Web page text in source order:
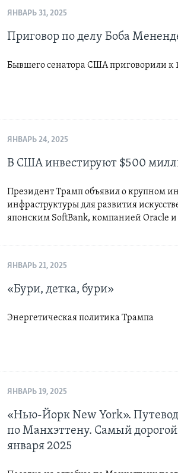
ЯНВАРЬ 31, 2025
Приговор по делу Боба
Бывшего сенатора США приговорили к
ЯНВАРЬ 24, 2025
В США инвестируют $500
Президент Трамп объявил о крупном
инфраструктуры для развития
японским SoftBank, компанией Oracle
ЯНВАРЬ 21, 2025
«Бури, детка, бури»
Энергетическая политика Трампа
ЯНВАРЬ 19, 2025
«Нью-Йорк New York».
по Манхэттену. Самый дорогой
января 2025